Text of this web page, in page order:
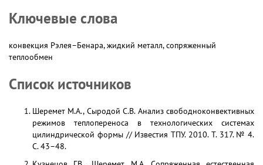
Ключевые слова
конвекция Рэлея–Бенара, жидкий металл, сопряженный
теплообмен
Список источников
Шеремет М.А., Сыродой С.В. Анализ свободноконвективных
режимов теплопереноса в технологических системах
цилиндрической формы // Известия ТПУ. 2010. Т. 317. № 4.
С. 43–48.